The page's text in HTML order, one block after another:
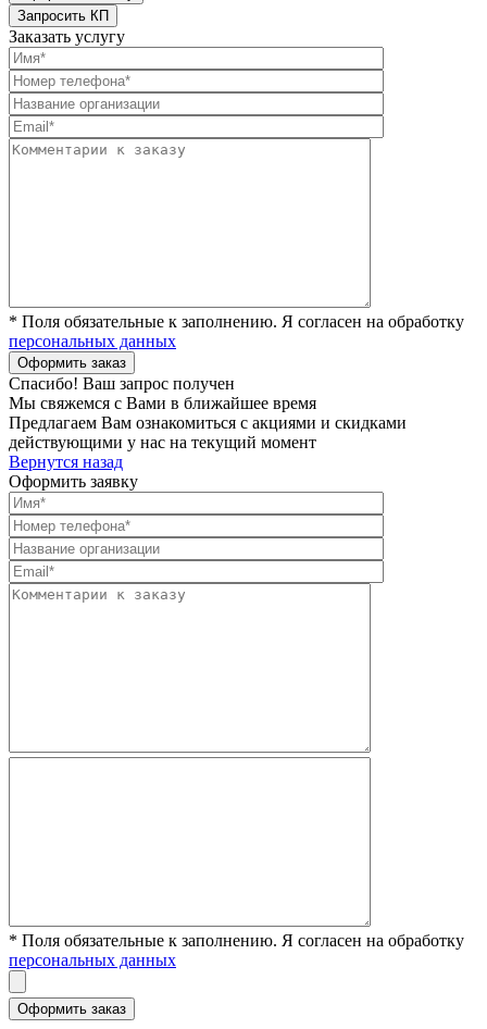
Заказать услугу
* Поля обязательные к заполнению. Я согласен на обработку
персональных данных
Спасибо! Ваш запрос получен
Мы свяжемся с Вами в ближайшее время
Предлагаем Вам ознакомиться с акциями и скидками
действующими у нас на текущий момент
Вернутся назад
Оформить заявку
* Поля обязательные к заполнению. Я согласен на обработку
персональных данных